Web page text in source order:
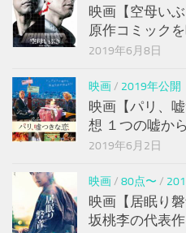
映画【空母い
原作コミック
2019年6月8日
映画/ 2019年公開
映画【パリ、
想 １つの嘘か
2019年6月2日
映画/ 80点〜 /
映画【居眠り
坂桃李の代表